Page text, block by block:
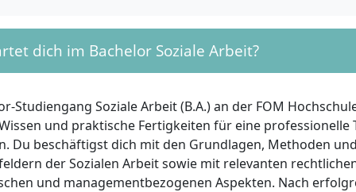
teilnehmen und wird bei der Suche nach einer
Hochschule unterstützt (gültig für die ersten drei
Anerkennung als Sozialarbeiterin oder
Praxisnachweis von mindestens 100 vollen Arbeitstagen
spätestens zwei Jahre nach Abschluss) sowie ein
erforderlich.
dich im Bachelor Soziale Arbeit?
Studiengang Soziale Arbeit (B.A.) an der FOM
und praktische Fertigkeiten für eine professionelle
Du beschäftigst dich mit den Grundlagen, Methoden und
der Sozialen Arbeit sowie mit relevanten
und managementbezogenen Aspekten. Nach